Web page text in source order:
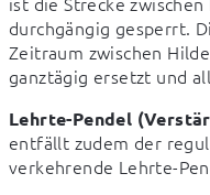
durchgängig gesperrt.
Zeitraum zwischen
ganztägig ersetzt und
Lehrte-Pendel
entfällt zudem der
verkehrende Lehrte-